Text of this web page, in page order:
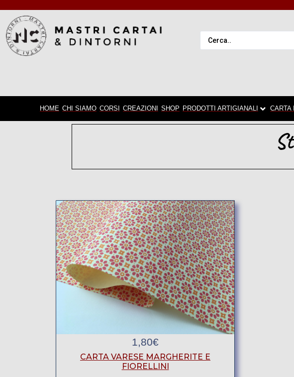
HOME CHI SIAMO CORSI CREAZIONI SHOP PRODOTTI ARTIGIANALI CARTA
1,80€
CARTA VARESE MARGHERITE E
FIORELLINI